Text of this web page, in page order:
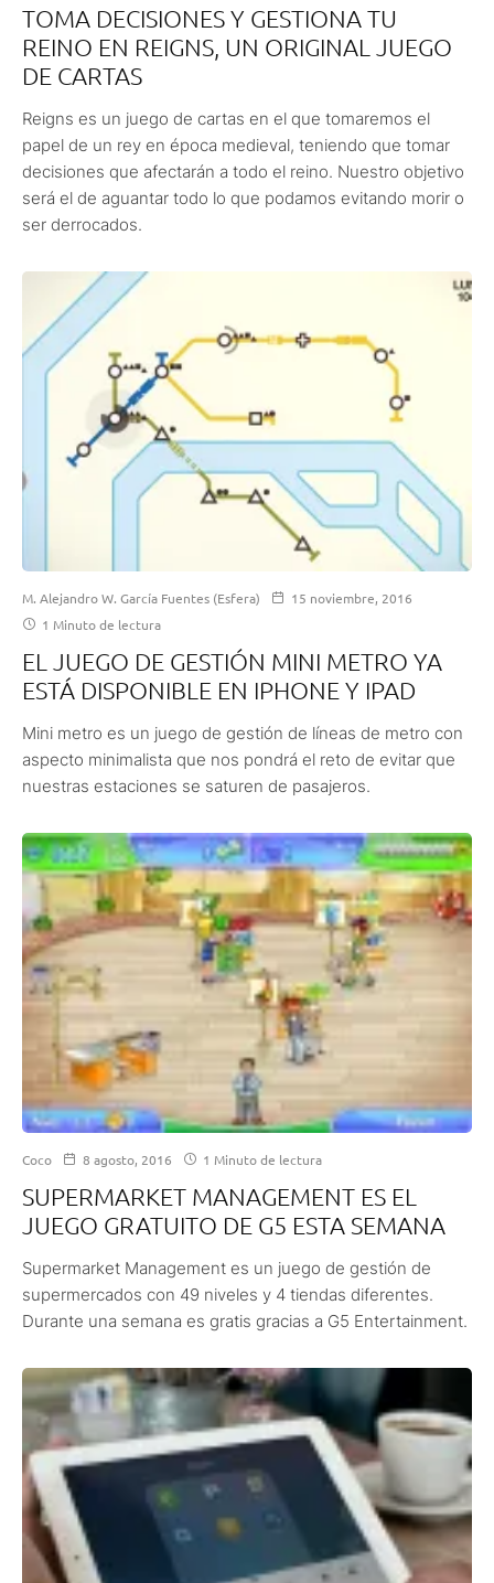
TOMA DECISIONES Y GESTIONA TU
REINO EN REIGNS, UN ORIGINAL JUEGO
DE CARTAS
Reigns es un juego de cartas en el que tomaremos el
papel de un rey en época medieval, teniendo que tomar
decisiones que afectarán a todo el reino. Nuestro objetivo
será el de aguantar todo lo que podamos evitando morir o
ser derrocados.
M. Alejandro W. García Fuentes (Esfera)
15 noviembre, 2016
1 Minuto de lectura
EL JUEGO DE GESTIÓN MINI METRO YA
ESTÁ DISPONIBLE EN IPHONE Y IPAD
Mini metro es un juego de gestión de líneas de metro con
aspecto minimalista que nos pondrá el reto de evitar que
nuestras estaciones se saturen de pasajeros.
Coco 8 agosto, 2016 1 Minuto de lectura
SUPERMARKET MANAGEMENT ES EL
JUEGO GRATUITO DE G5 ESTA SEMANA
Supermarket Management es un juego de gestión de
supermercados con 49 niveles y 4 tiendas diferentes.
Durante una semana es gratis gracias a G5 Entertainment.